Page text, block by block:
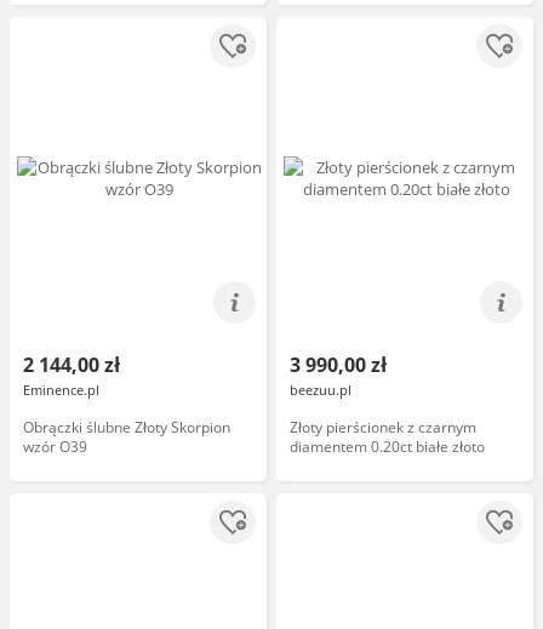
2 144,00 zł
Eminence.pl
Obrączki ślubne Złoty Skorpion
wzór O39
3 990,00 zł
beezuu.pl
Złoty pierścionek z czarnym
diamentem 0.20ct białe złoto